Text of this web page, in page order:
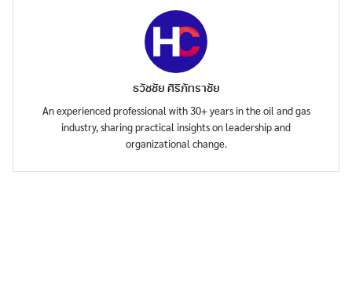
ธวัชชัย ศิริภัทราชัย
An experienced professional with 30+ years in the oil and gas
industry, sharing practical insights on leadership and
organizational change.